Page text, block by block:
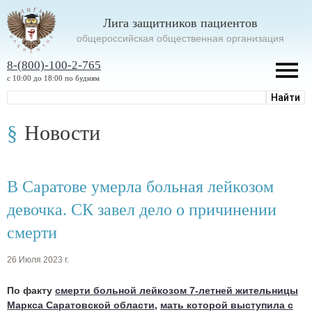
Лига защитников пациентов
oбщероссийская общественная организация
8-(800)-100-2-765
с 10:00 до 18:00 по будням
Новости
В Саратове умерла больная лейкозом
девочка. СК завел дело о причинении
смерти
26 Июля 2023 г.
По факту смерти больной лейкозом 7-летней жительницы
Маркса Саратовской области, мать которой выступила с